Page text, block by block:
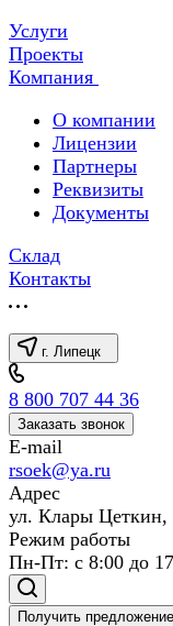
Услуги
Проекты
Компания
О компании
Лицензии
Партнеры
Реквизиты
Документы
Склад
Контакты
г. Липецк
8 800 707 44 36
Заказать звонок
E-mail
rsoek@ya.ru
Адрес
ул. Клары Цеткин,
Режим работы
Пн-Пт: с 8:00 до
Получить предложение